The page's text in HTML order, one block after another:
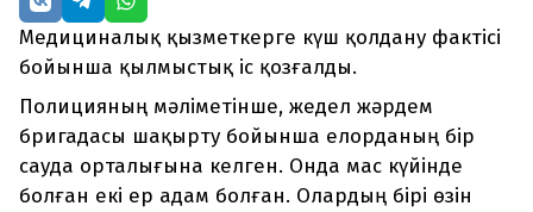
Медициналық қызметкерге күш қолдану фактісі
бойынша қылмыстық іс қозғалды.
Полицияның мәліметінше, жедел жәрдем
бригадасы шақырту бойынша елорданың бір
сауда орталығына келген. Онда мас күйінде
болған екі ер адам болған. Олардың бірі өзін